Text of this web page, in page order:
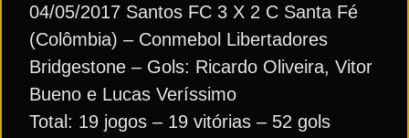
04/05/2017 Santos FC 3 X 2 C Santa Fé
(Colômbia) – Conmebol Libertadores
Bridgestone – Gols: Ricardo Oliveira, Vitor
Bueno e Lucas Veríssimo
Total: 19 jogos – 19 vitórias – 52 gols